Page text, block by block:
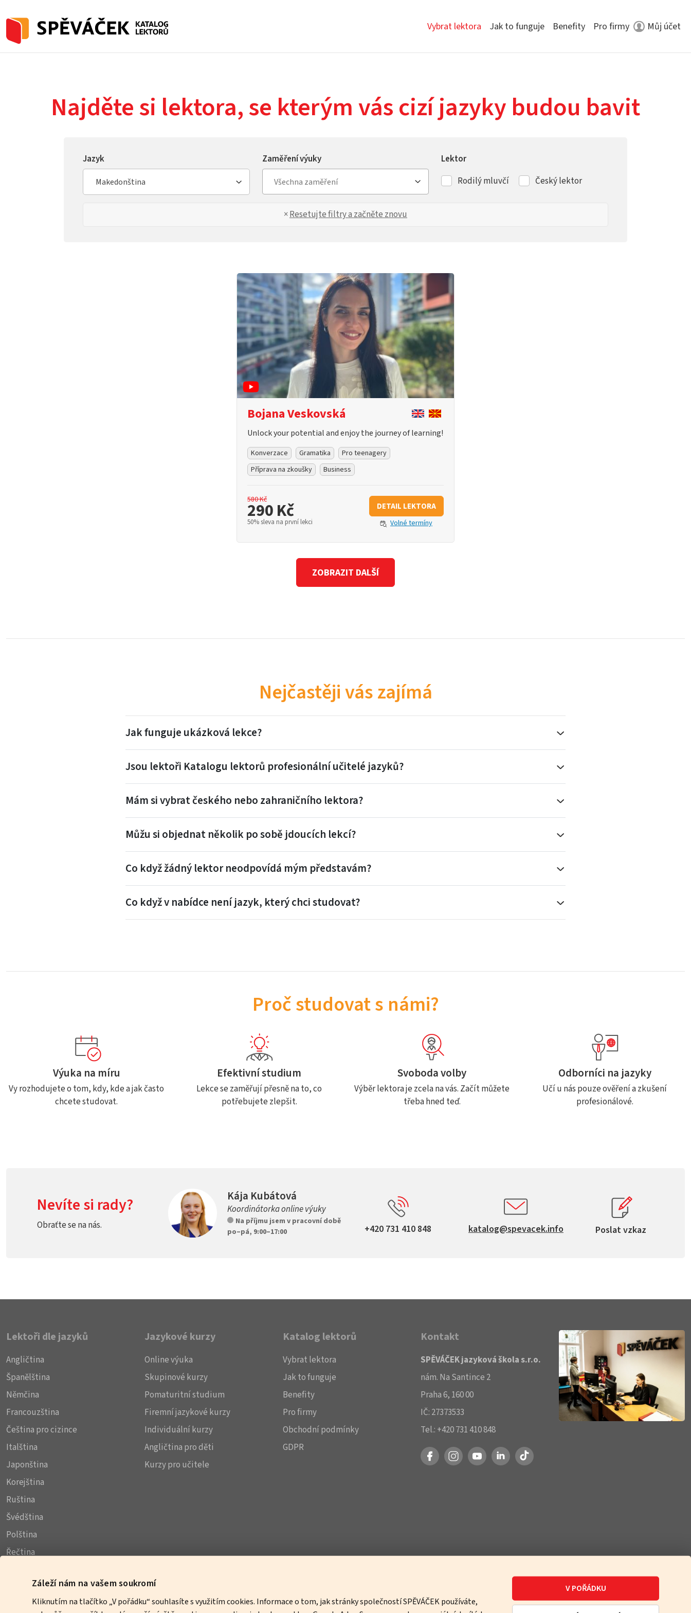
Záleží nám na vašem soukromí
Kliknutím na tlačítko „V pořádku“ souhlasíte s využitím cookies. Informace o tom, jak stránky společností SPĚVÁČEK používáte,
V POŘÁDKU
Vybrat lektora Jak to funguje Benefity Pro firmy Můj účet
Najděte si lektora, se kterým vás cizí jazyky budou bavit
Jazyk
Makedonština
Zaměření výuky
Lektor
Rodilý mluvčí
Český lektor
×Resetujte filtry a začněte znovu
Bojana Veskovská
Unlock your potential and enjoy the journey of learning!
Konverzace Gramatika
Pro teenagery
Příprava na zkoušky
Business
580 Kč
290 Kč
50% sleva na první lekci
DETAIL LEKTORA
Volné termíny
Nejčastěji vás zajímá
Jak funguje ukázková lekce?
Jsou lektoři Katalogu lektorů profesionální učitelé jazyků?
Mám si vybrat českého nebo zahraničního lektora?
Můžu si objednat několik po sobě jdoucích lekcí?
Co když žádný lektor neodpovídá mým představám?
Co když v nabídce není jazyk, který chci studovat?
Proč studovat s námi?
Výuka na míru
Vy rozhodujete o tom, kdy, kde a jak často
chcete studovat.
Efektivní studium
Lekce se zaměřují přesně na to, co
potřebujete zlepšit.
Svoboda volby
Výběr lektora je zcela na vás. Začít můžete
třeba hned teď.
Odborníci na jazyky
Učí u nás pouze ověření a zkušení
profesionálové.
Nevíte si rady?
Obraťte se na nás.
Kája Kubátová
Koordinátorka online výuky
Na příjmu jsem v pracovní době
po–pá, 9:00–17:00
+420 731 410 848 katalog@spevacek.info Poslat vzkaz
Lektoři dle jazyků
Angličtina
Španělština
Němčina
Francouzština
Čeština pro cizince
Italština
Japonština
Korejština
Ruština
Švédština
Polština
Řečtina
Thajština
Makedonština
Jazykové kurzy
Online výuka
Skupinové kurzy
Pomaturitní studium
Firemní jazykové kurzy
Individuální kurzy
Angličtina pro děti
Kurzy pro učitele
Katalog lektorů
Vybrat lektora
Jak to funguje
Benefity
Pro firmy
Obchodní podmínky
GDPR
Kontakt
SPĚVÁČEK jazyková škola s.r.o.
nám. Na Santince 2
Praha 6, 160 00
IČ: 27373533
Tel.: +420 731 410 848